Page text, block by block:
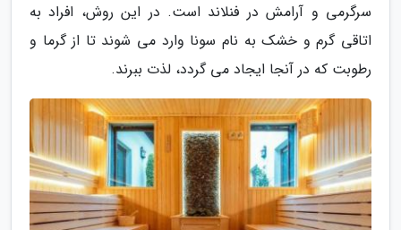
سرگرمی و آرامش در فنلاند است. در این روش، افراد به
اتاقی گرم و خشک به نام سونا وارد می شوند تا از گرما و
رطوبت که در آنجا ایجاد می گردد، لذت ببرند.